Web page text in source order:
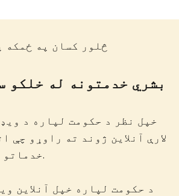
بشري خدمتونه له خلکو
خپل نظر د حکومت لپاره د
لارې آنلاین ژوند ته راوړو چې
خدماتو په وړاندې کوي.
د حکومت لپاره خپل آنلاین